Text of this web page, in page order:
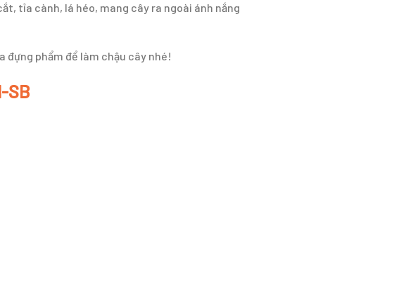
tỉa cành, lá héo, mang cây ra ngoài ánh nắng
đựng phẩm để làm chậu cây nhé!
SB